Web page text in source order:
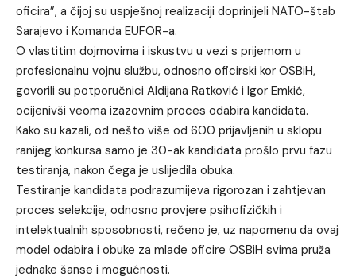
oficira”, a čijoj su uspješnoj realizaciji doprinijeli NATO-štab
Sarajevo i Komanda EUFOR-a.
O vlastitim dojmovima i iskustvu u vezi s prijemom u
profesionalnu vojnu službu, odnosno oficirski kor OSBiH,
govorili su potporučnici Aldijana Ratković i Igor Emkić,
ocijenivši veoma izazovnim proces odabira kandidata.
Kako su kazali, od nešto više od 600 prijavljenih u sklopu
ranijeg konkursa samo je 30-ak kandidata prošlo prvu fazu
testiranja, nakon čega je uslijedila obuka.
Testiranje kandidata podrazumijeva rigorozan i zahtjevan
proces selekcije, odnosno provjere psihofizičkih i
intelektualnih sposobnosti, rečeno je, uz napomenu da ovaj
model odabira i obuke za mlade oficire OSBiH svima pruža
jednake šanse i mogućnosti.